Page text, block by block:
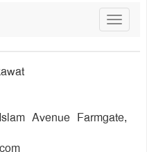
Toggle
Avenue Farmgate,